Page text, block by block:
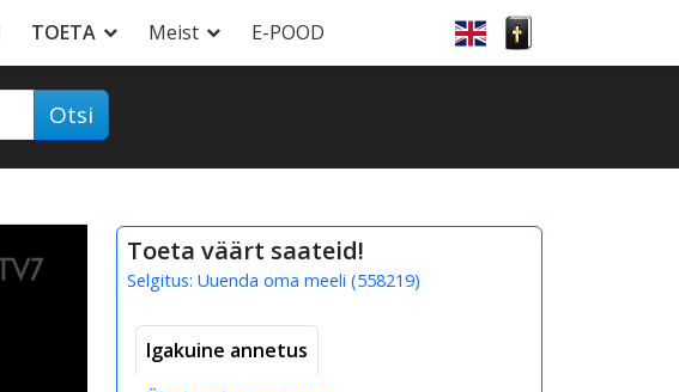
TOETA Meist E-POOD
Otsi
Toeta väärt saateid!
Selgitus: Uuenda oma meeli (558219)
Igakuine annetus